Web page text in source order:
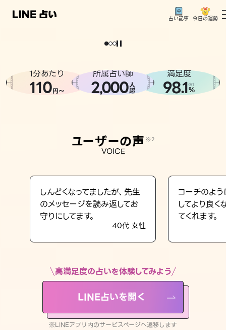
占い記事 今日の運勢
相談事例
LINE占いを開く
※LINEアプリ内のサービスページへ遷移します
どうせなら
。
1分あたり
110円〜
所属占い師
2,000人
超
満足度
98.1※1
%
ユーザーの声 ※2
VOICE
しんどくなってましたが、先生
のメッセージを読み返してお
守りにしてます。
40代 女性
コーチのよ
してより良
てくれます。
高満足度の占いを体験してみよう
LINE占いを開く
※LINEアプリ内のサービスページへ遷移します